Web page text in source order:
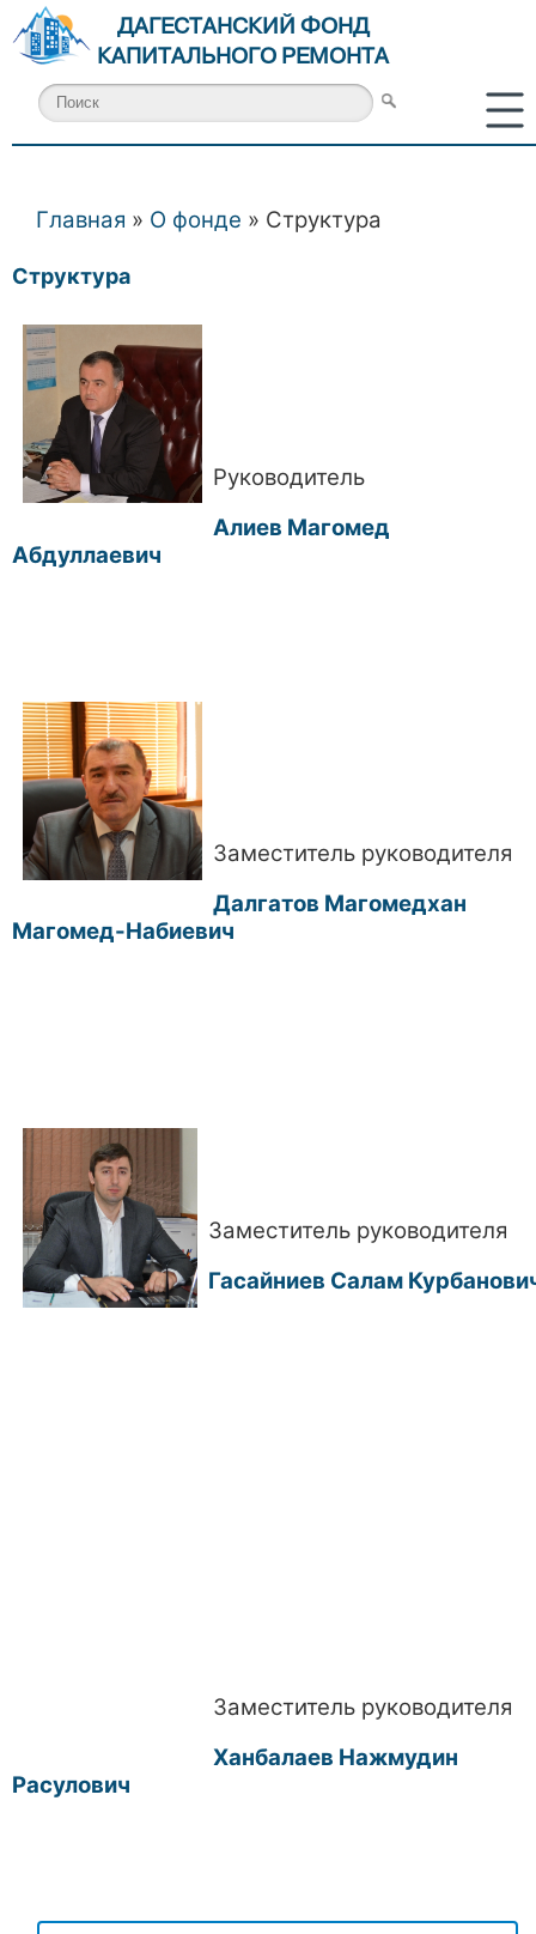
ДАГЕСТАНСКИЙ ФОНД
КАПИТАЛЬНОГО РЕМОНТА
Главная » О фонде » Структура
Структура
Руководитель
Алиев Магомед
Абдуллаевич
Заместитель руководителя
Далгатов Магомедхан
Магомед-Набиевич
Заместитель руководителя
Гасайниев Салам
Заместитель руководителя
Ханбалаев Нажмудин
Расулович